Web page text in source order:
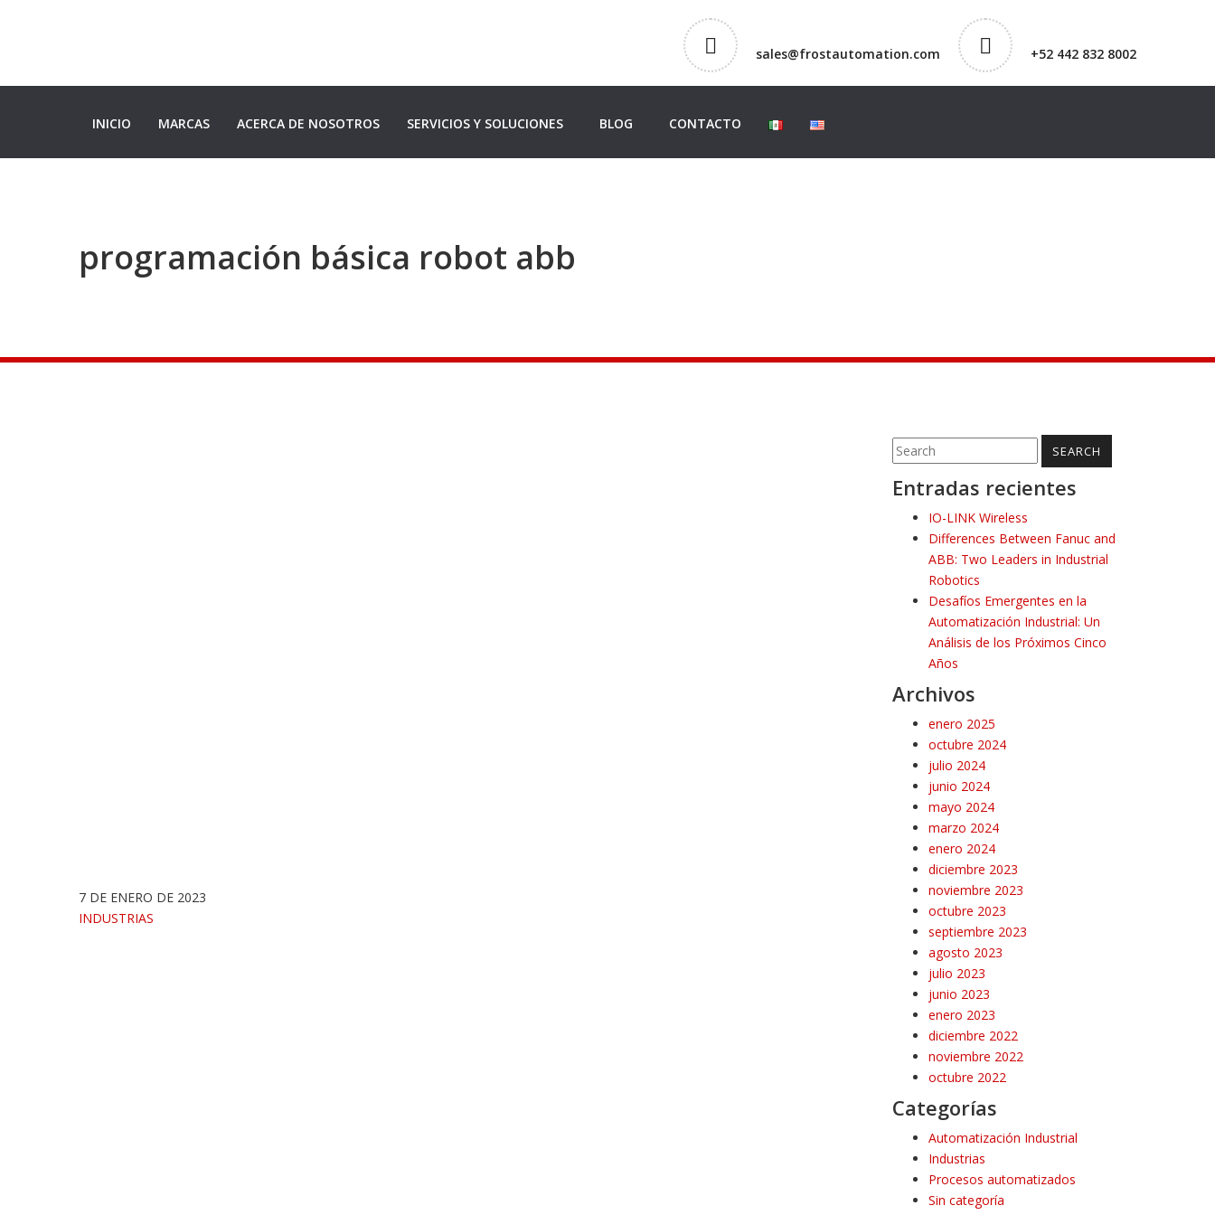
sales@frostautomation.com +52 442 832 8002
INICIO MARCAS ACERCA DE NOSOTROS SERVICIOS Y SOLUCIONES BLOG CONTACTO
programación básica robot abb
7 DE ENERO DE 2023
INDUSTRIAS
Entradas recientes
IO-LINK Wireless
Differences Between Fanuc and
ABB: Two Leaders in Industrial
Robotics
Desafíos Emergentes en la
Automatización Industrial: Un
Análisis de los Próximos Cinco
Años
Archivos
enero 2025
octubre 2024
julio 2024
junio 2024
mayo 2024
marzo 2024
enero 2024
diciembre 2023
noviembre 2023
octubre 2023
septiembre 2023
agosto 2023
julio 2023
junio 2023
enero 2023
diciembre 2022
noviembre 2022
octubre 2022
Categorías
Automatización Industrial
Industrias
Procesos automatizados
Sin categoría